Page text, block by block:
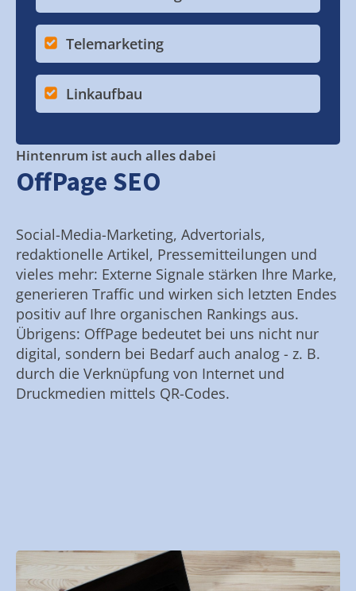
Telemarketing
Linkaufbau
Hintenrum ist auch alles dabei
OffPage SEO
Social-Media-Marketing, Advertorials,
redaktionelle Artikel, Pressemitteilungen und
vieles mehr: Externe Signale stärken Ihre Marke,
generieren Traffic und wirken sich letzten Endes
positiv auf Ihre organischen Rankings aus.
Übrigens: OffPage bedeutet bei uns nicht nur
digital, sondern bei Bedarf auch analog - z. B.
durch die Verknüpfung von Internet und
Druckmedien mittels QR-Codes.